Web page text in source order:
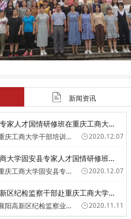
新闻资讯
家人才国情研修班在重庆工商大...
大学固安县专家人才国情研修班...
区纪检监察干部赴重庆工商大学...